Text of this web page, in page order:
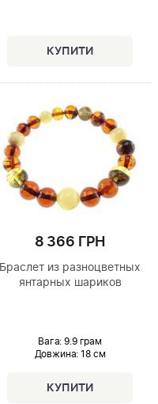
8 366 ГРН
Браслет из разноцветных
янтарных шариков
Вага: 9.9 грам
Довжина: 18 см